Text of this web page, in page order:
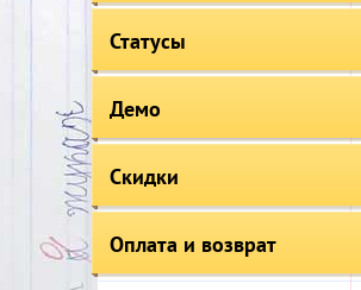
Статусы
Демо
Скидки
Оплата и возврат